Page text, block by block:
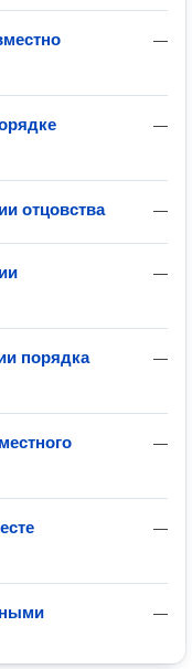
—
—
—
отцовства
—
—
порядка
—
—
—